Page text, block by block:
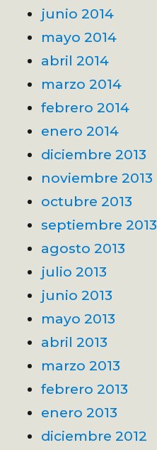
junio 2014
mayo 2014
abril 2014
marzo 2014
febrero 2014
enero 2014
diciembre 2013
noviembre 2013
octubre 2013
septiembre 2013
agosto 2013
julio 2013
junio 2013
mayo 2013
abril 2013
marzo 2013
febrero 2013
enero 2013
diciembre 2012